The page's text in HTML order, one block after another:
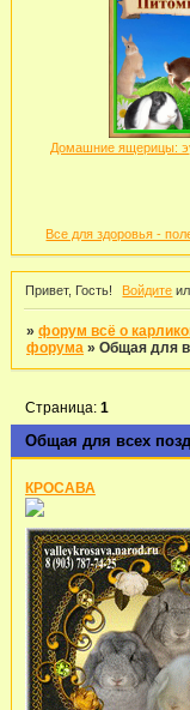
Домашние ящерицы:
Все для здоровья -
Привет, Гость! Войдите
»форум всё о
форума »Общая для
Общая для всех
Страница:1
КРОСАВА